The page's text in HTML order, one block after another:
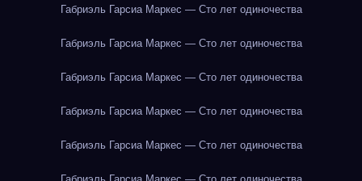
Габриэль Гарсиа Маркес — Сто лет одиночества
Габриэль Гарсиа Маркес — Сто лет одиночества
Габриэль Гарсиа Маркес — Сто лет одиночества
Габриэль Гарсиа Маркес — Сто лет одиночества
Габриэль Гарсиа Маркес — Сто лет одиночества